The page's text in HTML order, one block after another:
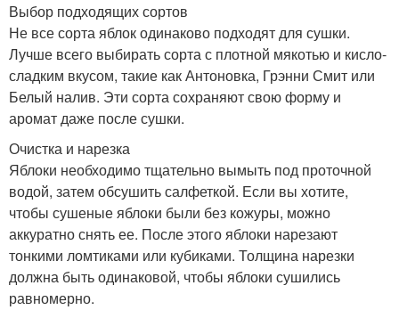
Выбор подходящих сортов
Не все сорта яблок одинаково подходят для сушки.
Лучше всего выбирать сорта с плотной мякотью и кисло-
сладким вкусом, такие как Антоновка, Грэнни Смит или
Белый налив. Эти сорта сохраняют свою форму и
аромат даже после сушки.
Очистка и нарезка
Яблоки необходимо тщательно вымыть под проточной
водой, затем обсушить салфеткой. Если вы хотите,
чтобы сушеные яблоки были без кожуры, можно
аккуратно снять ее. После этого яблоки нарезают
тонкими ломтиками или кубиками. Толщина нарезки
должна быть одинаковой, чтобы яблоки сушились
равномерно.